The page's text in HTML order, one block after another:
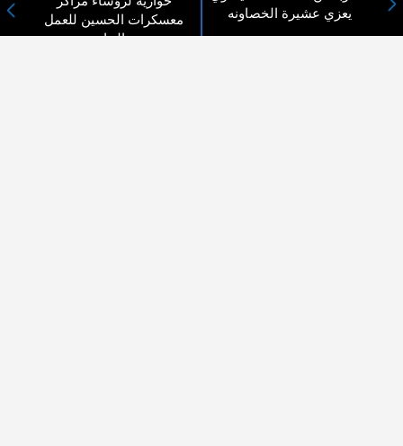
يعزي عشيرة الخصاونه
معسكرات الحسين للعمل
والبناء